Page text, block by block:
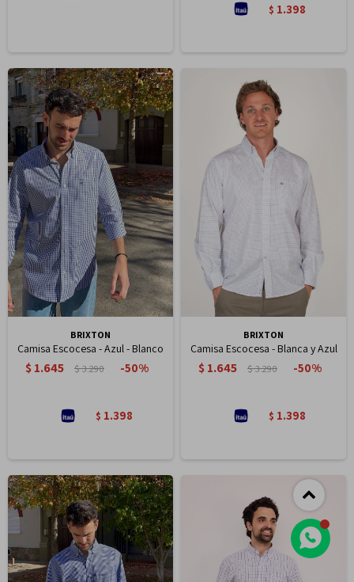
$ 1.398
BRIXTON
Camisa Escocesa - Azul - Blanco
$ 1.645 $3.290 50
$ 1.398
BRIXTON
Camisa Escocesa - Blanca y Azul
$ 1.645 $3.290 50
$ 1.398